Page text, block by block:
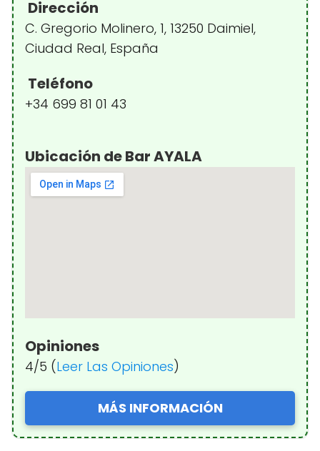
Dirección
C. Gregorio Molinero, 1, 13250 Daimiel,
Ciudad Real, España
Teléfono
+34 699 81 01 43
Ubicación de Bar AYALA
Opiniones
4/5 (Leer Las Opiniones)
MÁS INFORMACIÓN